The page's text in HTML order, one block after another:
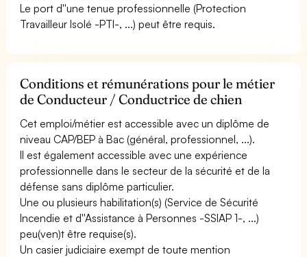
Le port d''une tenue professionnelle (Protection
Travailleur Isolé -PTI-, ...) peut être requis.
Conditions et rémunérations pour le métier
de Conducteur / Conductrice de chien
Cet emploi/métier est accessible avec un diplôme de
niveau CAP/BEP à Bac (général, professionnel, ...).
Il est également accessible avec une expérience
professionnelle dans le secteur de la sécurité et de la
défense sans diplôme particulier.
Une ou plusieurs habilitation(s) (Service de Sécurité
Incendie et d''Assistance à Personnes -SSIAP 1-, ...)
peu(ven)t être requise(s).
Un casier judiciaire exempt de toute mention